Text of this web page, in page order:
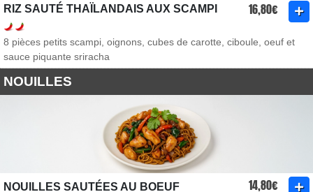
RIZ SAUTÉ THAÏLANDAIS AUX SCAMPI 16,80€
8 pièces petits scampi, oignons, cubes de carotte, ciboule, oeuf et
sauce piquante sriracha
NOUILLES
NOUILLES SAUTÉES AU BOEUF 14,80€